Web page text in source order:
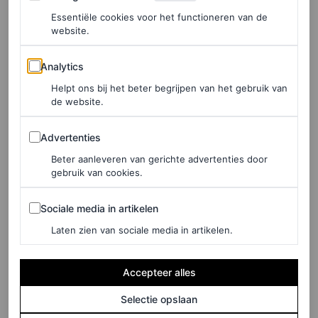
De X-files: de coolste jurken
SHOPPING
milkshakekleur wint aan
populariteit bij het
modepubliek
VAN DEN BRAND
Essentiële cookies voor het functioneren van de
website.
Analytics
Analytics
Helpt ons bij het beter begrijpen van het gebruik van
de website.
Advertenties
Advertenties
Beter aanleveren van gerichte advertenties door
gebruik van cookies.
Sociale media in artikelen
Sociale media in artikelen
Laten zien van sociale media in artikelen.
Accepteer alles
Selectie opslaan